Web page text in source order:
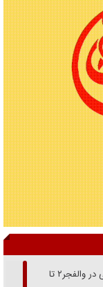
از گمنام‌ترین فرماندهان شهید جنگ رمضان/ از شناسایی در والفجر۲ تا